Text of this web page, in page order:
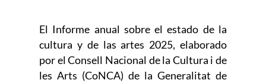
El Informe anual sobre el estado de la
cultura y de las artes 2025, elaborado
por el Consell Nacional de la Cultura i de
les Arts (CoNCA) de la Generalitat de